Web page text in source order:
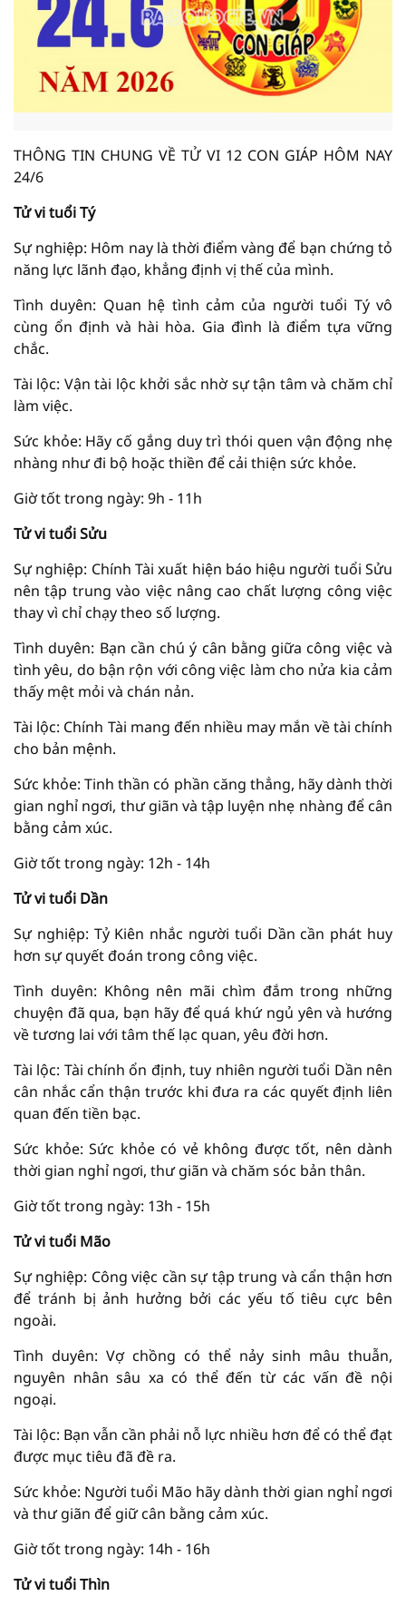
THÔNG TIN CHUNG VỀ TỬ VI 12 CON GIÁP HÔM NAY
24/6
Tử vi tuổi Tý
Sự nghiệp: Hôm nay là thời điểm vàng để bạn chứng tỏ
năng lực lãnh đạo, khẳng định vị thế của mình.
Tình duyên: Quan hệ tình cảm của người tuổi Tý vô
cùng ổn định và hài hòa. Gia đình là điểm tựa vững
chắc.
Tài lộc: Vận tài lộc khởi sắc nhờ sự tận tâm và chăm chỉ
làm việc.
Sức khỏe: Hãy cố gắng duy trì thói quen vận động nhẹ
nhàng như đi bộ hoặc thiền để cải thiện sức khỏe.
Giờ tốt trong ngày: 9h - 11h
Tử vi tuổi Sửu
Sự nghiệp: Chính Tài xuất hiện báo hiệu người tuổi Sửu
nên tập trung vào việc nâng cao chất lượng công việc
thay vì chỉ chạy theo số lượng.
Tình duyên: Bạn cần chú ý cân bằng giữa công việc và
tình yêu, do bận rộn với công việc làm cho nửa kia cảm
thấy mệt mỏi và chán nản.
Tài lộc: Chính Tài mang đến nhiều may mắn về tài chính
cho bản mệnh.
Sức khỏe: Tinh thần có phần căng thẳng, hãy dành thời
gian nghỉ ngơi, thư giãn và tập luyện nhẹ nhàng để cân
bằng cảm xúc.
Giờ tốt trong ngày: 12h - 14h
Tử vi tuổi Dần
Sự nghiệp: Tỷ Kiên nhắc người tuổi Dần cần phát huy
hơn sự quyết đoán trong công việc.
Tình duyên: Không nên mãi chìm đắm trong những
chuyện đã qua, bạn hãy để quá khứ ngủ yên và hướng
về tương lai với tâm thế lạc quan, yêu đời hơn.
Tài lộc: Tài chính ổn định, tuy nhiên người tuổi Dần nên
cân nhắc cẩn thận trước khi đưa ra các quyết định liên
quan đến tiền bạc.
Sức khỏe: Sức khỏe có vẻ không được tốt, nên dành
thời gian nghỉ ngơi, thư giãn và chăm sóc bản thân.
Giờ tốt trong ngày: 13h - 15h
Tử vi tuổi Mão
Sự nghiệp: Công việc cần sự tập trung và cẩn thận hơn
để tránh bị ảnh hưởng bởi các yếu tố tiêu cực bên
ngoài.
Tình duyên: Vợ chồng có thể nảy sinh mâu thuẫn,
nguyên nhân sâu xa có thể đến từ các vấn đề nội
ngoại.
Tài lộc: Bạn vẫn cần phải nỗ lực nhiều hơn để có thể đạt
được mục tiêu đã đề ra.
Sức khỏe: Người tuổi Mão hãy dành thời gian nghỉ ngơi
và thư giãn để giữ cân bằng cảm xúc.
Giờ tốt trong ngày: 14h - 16h
Tử vi tuổi Thìn